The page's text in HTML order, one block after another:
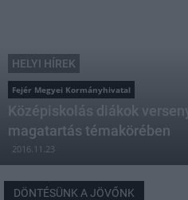
HELYI HÍREK
Fejér Megyei Kormányhivatal
Középiskolás diákok
magatartás témakörében
2016.11.23
DÖNTÉSÜNK A JÖVŐNK